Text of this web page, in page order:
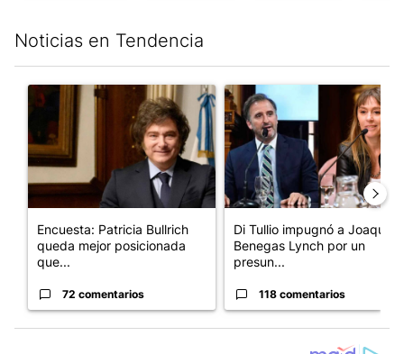
Noticias en Tendencia
Un artículo de tendencia con el título "Encuesta: Patricia
Encuesta: Patricia Bullrich
queda mejor posicionada
que...
72 comentarios
Un artículo de tendencia con
Di Tullio impugnó a Joaquín
Benegas Lynch por un
presun...
118 comentarios